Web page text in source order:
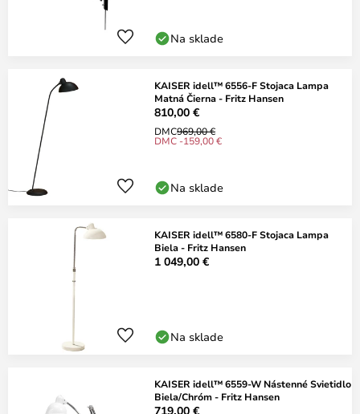
Na sklade
KAISER idell™ 6556-F Stojaca Lampa
Matná Čierna - Fritz Hansen
810,00 €
DMC969,00 €
DMC -159,00 €
Na sklade
KAISER idell™ 6580-F Stojaca Lampa
Biela - Fritz Hansen
1 049,00 €
Na sklade
KAISER idell™ 6559-W Nástenné Svietidlo
Biela/Chróm - Fritz Hansen
719,00 €